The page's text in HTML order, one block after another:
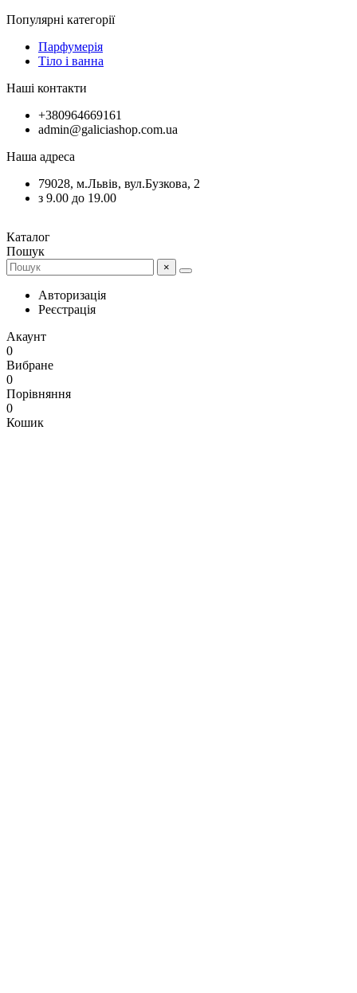
Популярні категорії
Парфумерія
Тіло і ванна
Наші контакти
+380964669161
admin@galiciashop.com.ua
Наша адреса
79028, м.Львів, вул.Бузкова, 2
з 9.00 до 19.00
Каталог
Пошук
×
Авторизація
Реєстрація
Акаунт
0
Вибране
0
Порівняння
0
Кошик